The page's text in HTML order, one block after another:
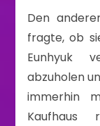
Den
fragte, ob
Eunhyuk
abzuholen
immerhin